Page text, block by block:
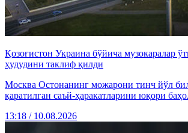
Қозоғистон Украина бўйича музокаралар
ҳудудини таклиф қилди
Москва Остонанинг можарони тинч йўл
қаратилган саъй-ҳаракатларини юқори
13:18 / 10.08.2026